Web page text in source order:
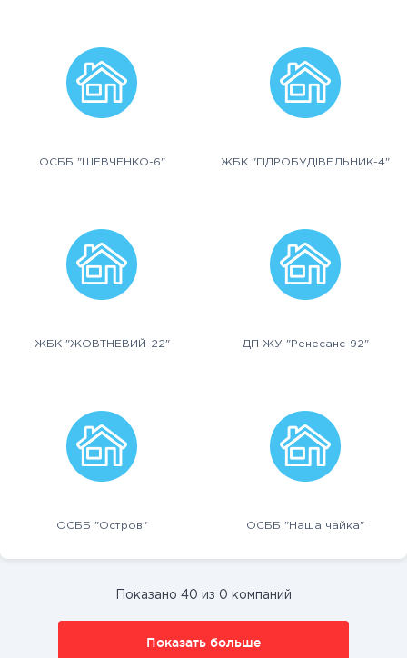
ОСББ "ШЕВЧЕНКО-6" ЖБК "ГІДРОБУДІВЕЛЬНИК-4"
ЖБК "ЖОВТНЕВИЙ-22" ДП ЖУ "Ренесанс-92"
ОСББ "Остров" ОСББ "Наша чайка"
Показано 40 из 0 компаний
Показать больше